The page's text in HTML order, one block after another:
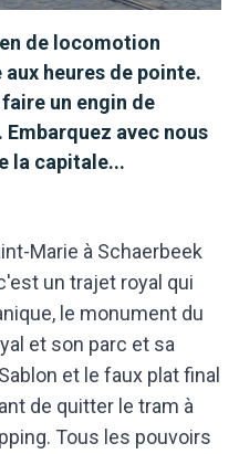
de locomotion
heures de pointe.
un engin de
avec nous
la capitale...
Marie à Schaerbeek
un trajet royal qui
le monument du
et son parc et sa
et le faux plat final
de quitter le tram à
Tous les pouvoirs